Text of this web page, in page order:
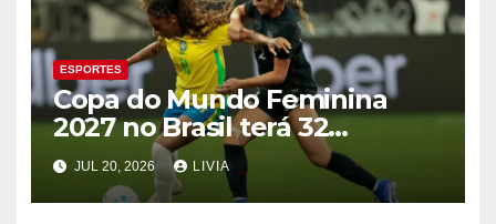
ESPORTES
Copa do Mundo Feminina
2027 no Brasil terá 32
seleções
JUL 20, 2026 LIVIA